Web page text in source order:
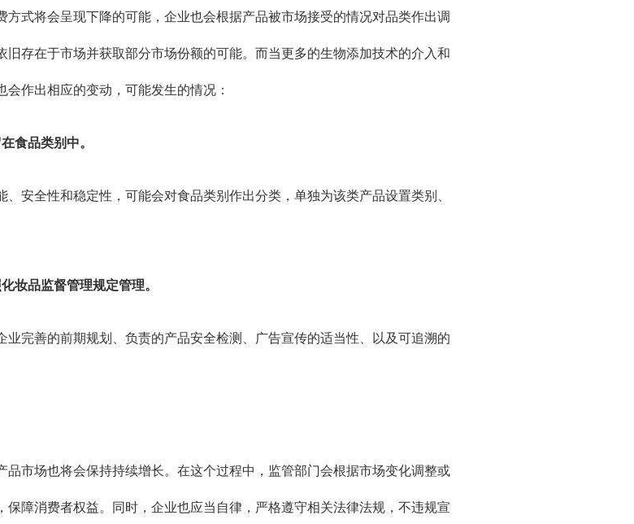
式将会呈现下降的可能，企业也会根据产品被市场接受的情况对品类作出调
存在于市场并获取部分市场份额的可能。而当更多的生物添加技术的介入和
作出相应的变动，可能发生的情况：
食品类别中。
安全性和稳定性，可能会对食品类别作出分类，单独为该类产品设置类别、
妆品监督管理规定管理。
完善的前期规划、负责的产品安全检测、广告宣传的适当性、以及可追溯的
品市场也将会保持持续增长。在这个过程中，监管部门会根据市场变化调整或
障消费者权益。同时，企业也应当自律，严格遵守相关法律法规，不违规宣